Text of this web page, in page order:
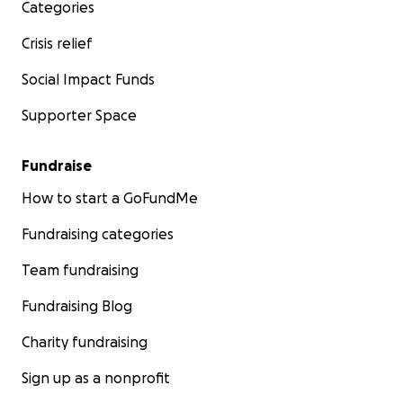
*
Categories
Crisis relief
Social Impact Funds
Supporter Space
Fundraise
How to start a GoFundMe
Fundraising categories
Team fundraising
Fundraising Blog
Charity fundraising
Sign up as a nonprofit